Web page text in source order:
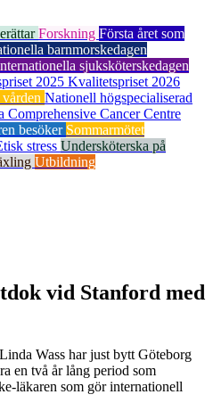
Forskning Första året som
barnmorskedagen
sjuksköterskedagen
2025 Kvalitetspriset 2026
Nationell högspecialiserad
Comprehensive Cancer Centre
besöker Sommarmötet
stress Undersköterska på
Utbildning
vid Stanford med
Wass har just bytt Göteborg
en två år lång period som
läkaren som gör internationell